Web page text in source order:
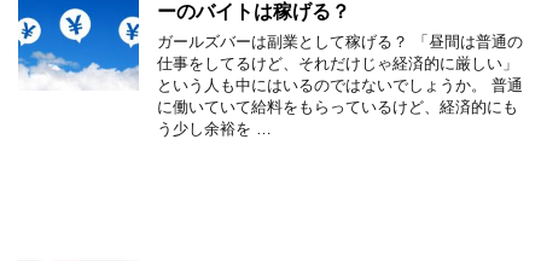
ーのバイトは稼げる？
ガールズバーは副業として稼げる？ 「昼間は普通の
仕事をしてるけど、それだけじゃ経済的に厳しい」
という人も中にはいるのではないでしょうか。 普通
に働いていて給料をもらっているけど、経済的にも
う少し余裕を …